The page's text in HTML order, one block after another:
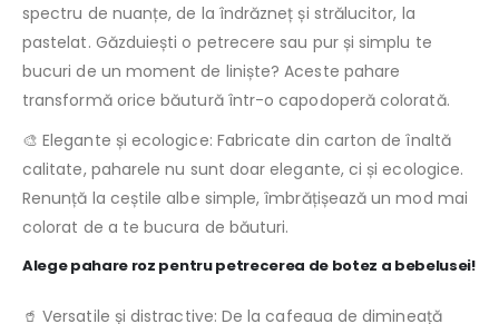
spectru de nuanțe, de la îndrăzneț și strălucitor, la
pastelat. Găzduiești o petrecere sau pur și simplu te
bucuri de un moment de liniște? Aceste pahare
transformă orice băutură într-o capodoperă colorată.
🎨 Elegante și ecologice: Fabricate din carton de înaltă
calitate, paharele nu sunt doar elegante, ci și ecologice.
Renunță la ceștile albe simple, îmbrățișează un mod mai
colorat de a te bucura de băuturi.
Alege pahare roz pentru petrecerea de botez a bebelusei!
🥤 Versatile și distractive: De la cafeaua de dimineață